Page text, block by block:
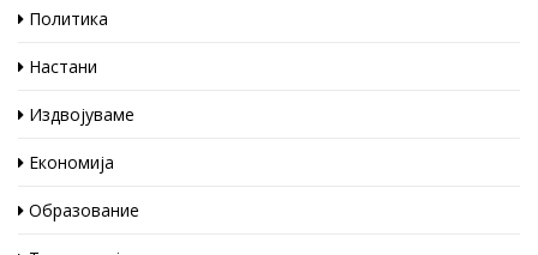
Политика
Настани
Издвојуваме
Економија
Образование